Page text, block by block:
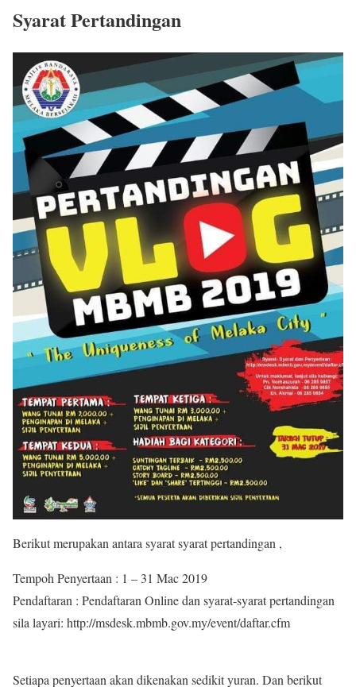
Syarat Pertandingan
Berikut merupakan antara syarat syarat pertandingan ,
Tempoh Penyertaan : 1 – 31 Mac 2019
Pendaftaran : Pendaftaran Online dan syarat-syarat pertandingan
sila layari: http://msdesk.mbmb.gov.my/event/daftar.cfm
Setiapa penyertaan akan dikenakan sedikit yuran. Dan berikut